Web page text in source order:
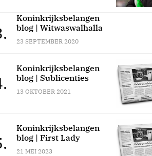
Koninkrijksbelangen
blog | Witwaswalhalla
23 SEPTEMBER 2020
Koninkrijksbelangen
blog | Sublicenties
13 OKTOBER 2021
Koninkrijksbelangen
blog | First Lady
21 MEI 2023